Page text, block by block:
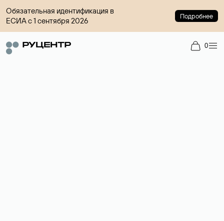
Обязательная идентификация в
ЕСИА с 1 сентября 2026
Подробнее
0